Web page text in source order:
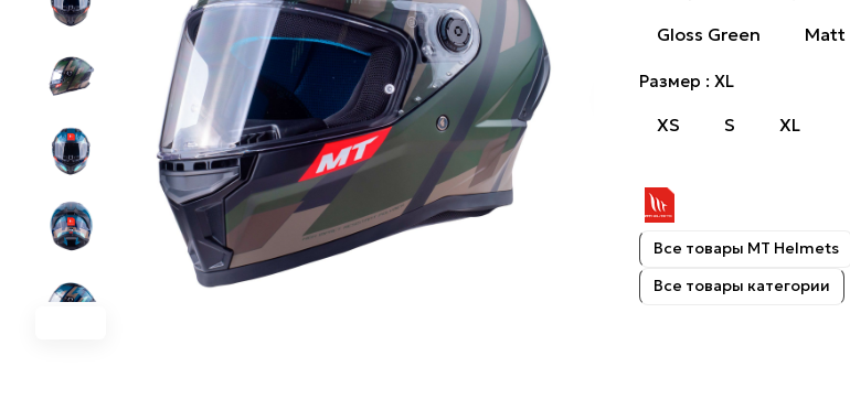
Gloss Green Matt
Размер : XL
XS S XL
Все товары MT Helmets
Все товары категории